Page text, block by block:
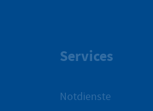
Services
Notdienste